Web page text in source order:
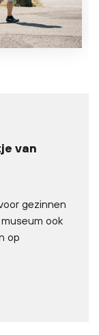
van
gezinnen
ook
op